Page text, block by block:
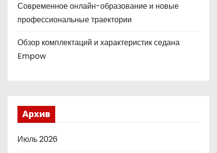
Современное онлайн-образование и новые
профессиональные траектории
Обзор комплектаций и характеристик седана
Empow
Архив
Июль 2026